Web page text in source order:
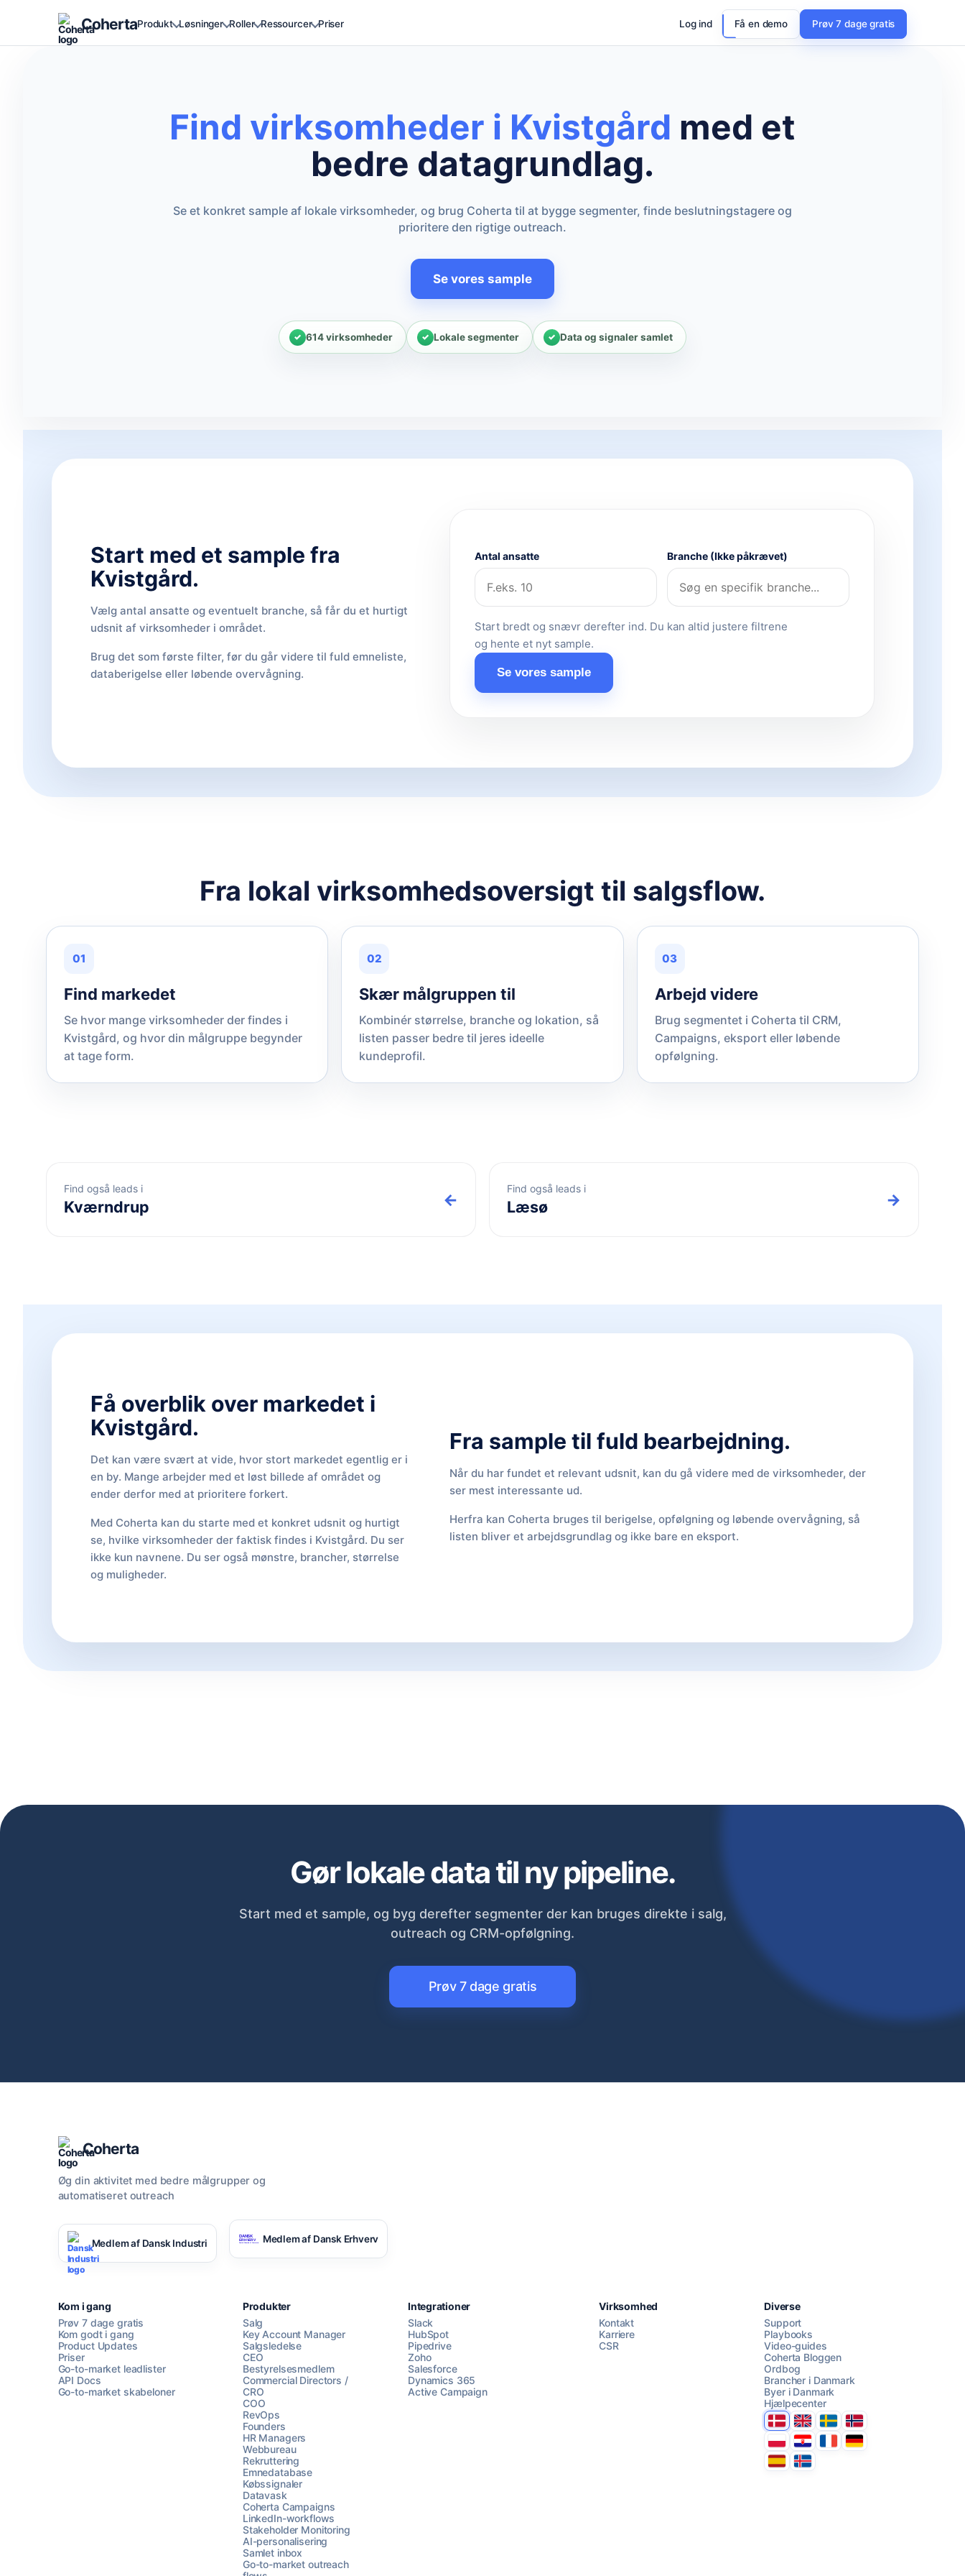
CohertaProdukt Løsninger Roller Ressourcer Priser Log ind Få en demo Prøv 7 dage gratis
Find virksomheder i Kvistgård med et
bedre datagrundlag.
Se et konkret sample af lokale virksomheder, og brug Coherta til at bygge segmenter, finde beslutningstagere og
prioritere den rigtige outreach.
Se vores sample
614 virksomheder Lokale segmenter Data og signaler samlet
Start med et sample fra
Kvistgård.
Vælg antal ansatte og eventuelt branche, så får du et hurtigt
udsnit af virksomheder i området.
Brug det som første filter, før du går videre til fuld emneliste,
databerigelse eller løbende overvågning.
Antal ansatte Branche (Ikke påkrævet)
Start bredt og snævr derefter ind. Du kan altid justere filtrene
og hente et nyt sample.
Se vores sample
Fra lokal virksomhedsoversigt til salgsflow.
01
Find markedet
Se hvor mange virksomheder der findes i
Kvistgård, og hvor din målgruppe begynder
at tage form.
02
Skær målgruppen til
Kombinér størrelse, branche og lokation, så
listen passer bedre til jeres ideelle
kundeprofil.
03
Arbejd videre
Brug segmentet i Coherta til CRM,
Campaigns, eksport eller løbende
opfølgning.
Find også leads i
Kværndrup ←
Find også leads i
Læsø →
Få overblik over markedet i
Kvistgård.
Det kan være svært at vide, hvor stort markedet egentlig er i
en by. Mange arbejder med et løst billede af området og
ender derfor med at prioritere forkert.
Med Coherta kan du starte med et konkret udsnit og hurtigt
se, hvilke virksomheder der faktisk findes i Kvistgård. Du ser
ikke kun navnene. Du ser også mønstre, brancher, størrelse
og muligheder.
Fra sample til fuld bearbejdning.
Når du har fundet et relevant udsnit, kan du gå videre med de virksomheder, der
ser mest interessante ud.
Herfra kan Coherta bruges til berigelse, opfølgning og løbende overvågning, så
listen bliver et arbejdsgrundlag og ikke bare en eksport.
Gør lokale data til ny pipeline.
Start med et sample, og byg derefter segmenter der kan bruges direkte i salg,
outreach og CRM-opfølgning.
Prøv 7 dage gratis
AI Campaign Assist
Coherta
Øg din aktivitet med bedre målgrupper og
automatiseret outreach
Medlem af Dansk Industri Medlem af Dansk Erhverv
Kom i gang
Prøv 7 dage gratis
Kom godt i gang
Product Updates
Priser
Go-to-market leadlister
API Docs
Go-to-market skabeloner
Produkter
Salg
Key Account Manager
Salgsledelse
CEO
Bestyrelsesmedlem
Commercial Directors /
CRO
COO
RevOps
Founders
HR Managers
Webbureau
Rekruttering
Emnedatabase
Købssignaler
Datavask
Coherta Campaigns
LinkedIn-workflows
Stakeholder Monitoring
AI-personalisering
Samlet inbox
Go-to-market outreach
Integrationer
Slack
HubSpot
Pipedrive
Zoho
Salesforce
Dynamics 365
Active Campaign
Virksomhed
Kontakt
Karriere
CSR
Diverse
Support
Playbooks
Video-guides
Coherta Bloggen
Ordbog
Brancher i Danmark
Byer i Danmark
Hjælpecenter
DanmarkUnited Kingdom
SverigeNorge
PolskaHrvatskaFranceDeutschland
EspanaÍsland